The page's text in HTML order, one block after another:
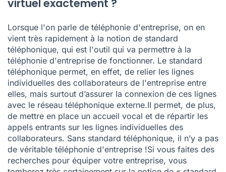
virtuel exactement ?
Lorsque l'on parle de téléphonie d'entreprise, on en
vient très rapidement à la notion de standard
téléphonique, qui est l'outil qui va permettre à la
téléphonie d'entreprise de fonctionner. Le standard
téléphonique permet, en effet, de relier les lignes
individuelles des collaborateurs de l'entreprise entre
elles, mais surtout d’assurer la connexion de ces lignes
avec le réseau téléphonique externe.Il permet, de plus,
de mettre en place un accueil vocal et de répartir les
appels entrants sur les lignes individuelles des
collaborateurs. Sans standard téléphonique, il n’y a pas
de véritable téléphonie d'entreprise !Si vous faites des
recherches pour équiper votre entreprise, vous